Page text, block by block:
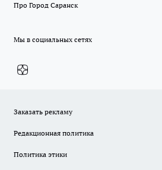
Про Город Саранск
Мы в социальных сетях
Заказать рекламу
Редакционная политика
Политика этики